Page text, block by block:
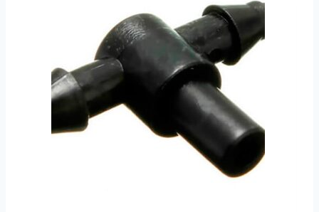
трубкою
мм,
висота
50
см
упаковка
10